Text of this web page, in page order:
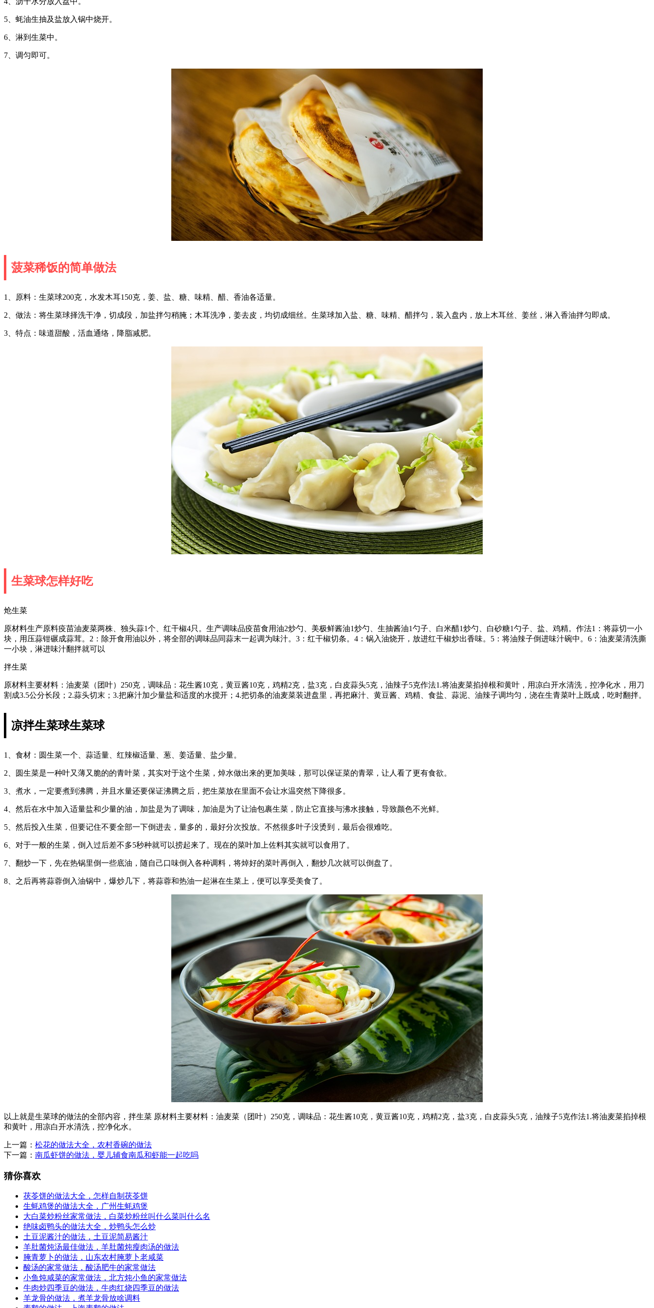
5、蚝油生抽及盐放入锅中烧开。
6、淋到生菜中。
7、调匀即可。
菠菜稀饭的简单做法
1、原料：生菜球200克，水发木耳150克，姜、盐、糖、味精、醋、香油各适量。
2、做法：将生菜球择洗干净，切成段，加盐拌匀稍腌；木耳洗净，姜去皮，均切成细丝。生菜球加入盐、糖、味精、醋拌匀，装入盘内，放上木耳丝、姜丝，淋入香油拌匀即成。
3、特点：味道甜酸，活血通络，降脂减肥。
生菜球怎样好吃
炝生菜
原材料生产原料疫苗油麦菜两株、独头蒜1个、红干椒4只。生产调味品疫苗食用油2炒勺、美极鲜酱油1炒勺、生抽酱油1勺子、白米醋1炒勺、白砂糖1勺子、盐、鸡精。作法1：将蒜切一小
块，用压蒜钳碾成蒜茸。2：除开食用油以外，将全部的调味品同蒜末一起调为味汁。3：红干椒切条。4：锅入油烧开，放进红干椒炒出香味。5：将油辣子倒进味汁碗中。6：油麦菜清洗撕
一小块，淋进味汁翻拌就可以
拌生菜
原材料主要材料：油麦菜（团叶）250克，调味品：花生酱10克，黄豆酱10克，鸡精2克，盐3克，白皮蒜头5克，油辣子5克作法1.将油麦菜掐掉根和黄叶，用凉白开水清洗，控净化水，用刀
割成3.5公分长段；2.蒜头切末；3.把麻汁加少量盐和适度的水搅开；4.把切条的油麦菜装进盘里，再把麻汁、黄豆酱、鸡精、食盐、蒜泥、油辣子调均匀，浇在生青菜叶上既成，吃时翻拌。
凉拌生菜球生菜球
1、食材：圆生菜一个、蒜适量、红辣椒适量、葱、姜适量、盐少量。
2、圆生菜是一种叶又薄又脆的的青叶菜，其实对于这个生菜，焯水做出来的更加美味，那可以保证菜的青翠，让人看了更有食欲。
3、煮水，一定要煮到沸腾，并且水量还要保证沸腾之后，把生菜放在里面不会让水温突然下降很多。
4、然后在水中加入适量盐和少量的油，加盐是为了调味，加油是为了让油包裹生菜，防止它直接与沸水接触，导致颜色不光鲜。
5、然后投入生菜，但要记住不要全部一下倒进去，量多的，最好分次投放。不然很多叶子没烫到，最后会很难吃。
6、对于一般的生菜，倒入过后差不多5秒种就可以捞起来了。现在的菜叶加上佐料其实就可以食用了。
7、翻炒一下，先在热锅里倒一些底油，随自己口味倒入各种调料，将焯好的菜叶再倒入，翻炒几次就可以倒盘了。
8、之后再将蒜蓉倒入油锅中，爆炒几下，将蒜蓉和热油一起淋在生菜上，便可以享受美食了。
以上就是生菜球的做法的全部内容，拌生菜 原材料主要材料：油麦菜（团叶）250克，调味品：花生酱10克，黄豆酱10克，鸡精2克，盐3克，白皮蒜头5克，油辣子5克作法1.将油麦菜掐掉根
和黄叶，用凉白开水清洗，控净化水。
上一篇： 松花的做法大全，农村香碗的做法
下一篇： 南瓜虾饼的做法，婴儿辅食南瓜和虾能一起吃吗
猜你喜欢
茯苓饼的做法大全，怎样自制茯苓饼
生蚝鸡煲的做法大全，广州生蚝鸡煲
大白菜炒粉丝家常做法，白菜炒粉丝叫什么菜叫什么名
绝味卤鸭头的做法大全，炒鸭头怎么炒
土豆泥酱汁的做法，土豆泥简易酱汁
羊肚菌炖汤最佳做法，羊肚菌炖瘦肉汤的做法
腌青萝卜的做法，山东农村腌萝卜老咸菜
酸汤的家常做法，酸汤肥牛的家常做法
小鱼炖咸菜的家常做法，北方炖小鱼的家常做法
牛肉炒四季豆的做法，牛肉红烧四季豆的做法
羊龙骨的做法，煮羊龙骨放啥调料